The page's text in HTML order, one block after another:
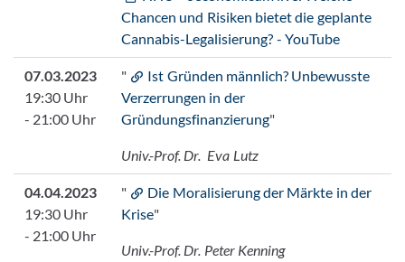
Chancen und Risiken bietet die geplante
Cannabis-Legalisierung? - YouTube
07.03.2023
19:30 Uhr
- 21:00 Uhr
"
Ist Gründen männlich? Unbewusste
Verzerrungen in der
Gründungsfinanzierung"
Univ.-Prof. Dr. Eva Lutz
04.04.2023
19:30 Uhr
- 21:00 Uhr
"
Die Moralisierung der Märkte in der
Krise"
Univ.-Prof. Dr. Peter Kenning